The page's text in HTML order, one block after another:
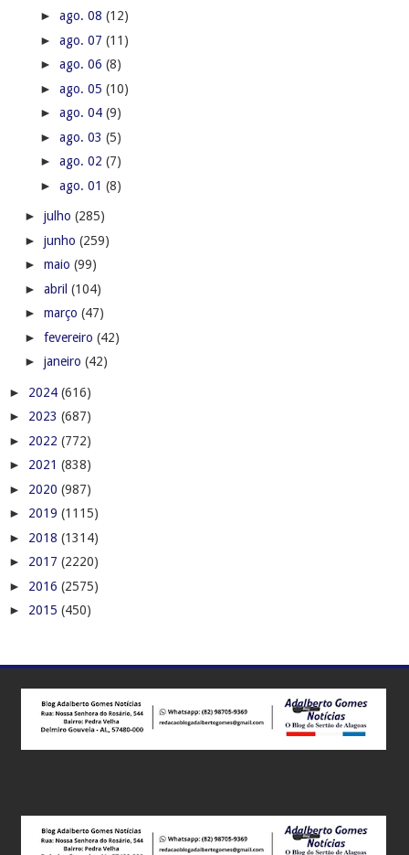
► ago. 08 (12)
► ago. 07 (11)
► ago. 06 (8)
► ago. 05 (10)
► ago. 04 (9)
► ago. 03 (5)
► ago. 02 (7)
► ago. 01 (8)
► julho (285)
► junho (259)
► maio (99)
► abril (104)
► março (47)
► fevereiro (42)
► janeiro (42)
► 2024 (616)
► 2023 (687)
► 2022 (772)
► 2021 (838)
► 2020 (987)
► 2019 (1115)
► 2018 (1314)
► 2017 (2220)
► 2016 (2575)
► 2015 (450)